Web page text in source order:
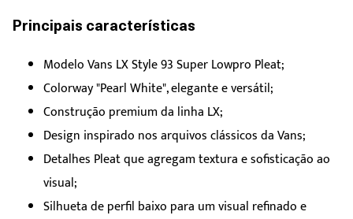
Principais características
Modelo Vans LX Style 93 Super Lowpro Pleat;
Colorway "Pearl White", elegante e versátil;
Construção premium da linha LX;
Design inspirado nos arquivos clássicos da Vans;
Detalhes Pleat que agregam textura e sofisticação ao
visual;
Silhueta de perfil baixo para um visual refinado e